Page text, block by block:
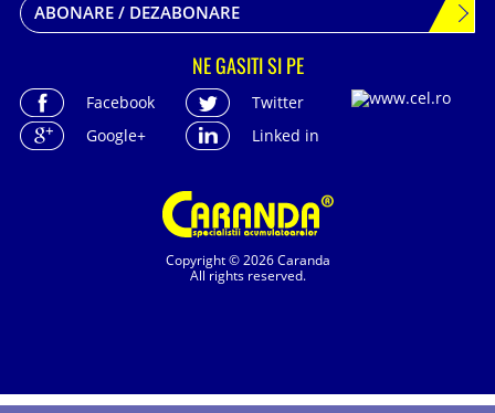
Copyright © 2026 Caranda
All rights reserved.
ABONARE / DEZABONARE
NE GASITI SI PE
Facebook
Twitter
Google+
Linked in